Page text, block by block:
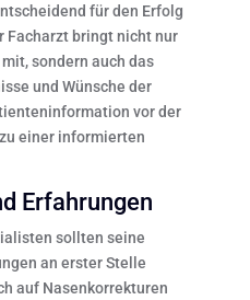
für den Erfolg
Facharzt bringt nicht nur
sondern auch das
und Wünsche der
vor der
einer informierten
Erfahrungen
sollten seine
an erster Stelle
auf Nasenkorrekturen